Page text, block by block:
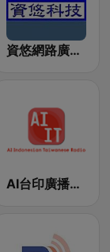
資悠網路廣播實驗電台
AI台印廣播電台